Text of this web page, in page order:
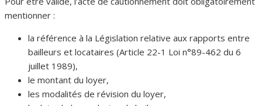
mentionner :
la référence à la Législation relative aux rapports entre
bailleurs et locataires (Article 22-1 Loi n°89-462 du 6
juillet 1989),
le montant du loyer,
les modalités de révision du loyer,